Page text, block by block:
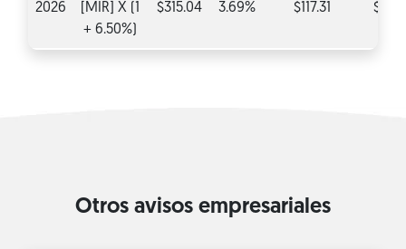
2026
[MIR] X (1
+ 6.50%)
$315.04 3.69% $117.31
Otros avisos empresariales